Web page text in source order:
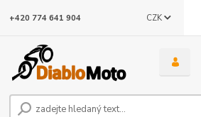
CZK
+420 774 641 904